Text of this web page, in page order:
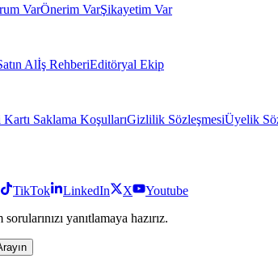
VarÖnerim VarŞikayetim Var
Alİş RehberiEditöryal Ekip
Saklama KoşullarıGizlilik SözleşmesiÜyelik
TikTok LinkedIn X
Youtube
yanıtlamaya hazırız.